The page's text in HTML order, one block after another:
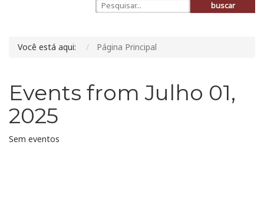
buscar
Você está aqui: Página Principal
Events from Julho 01,
2025
Sem eventos